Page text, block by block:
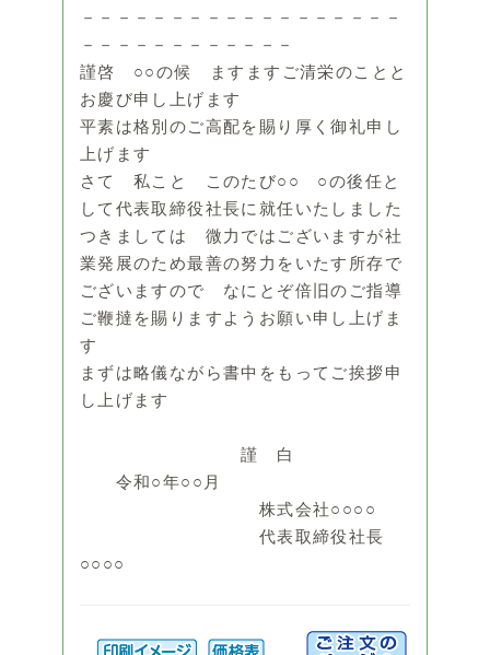
－－－－－－－－－－－－－－－－－－
－－－－－－－－－－－－
謹啓 ○○の候 ますますご清栄のことと
お慶び申し上げます
平素は格別のご高配を賜り厚く御礼申し
上げます
さて 私こと このたび○○ ○の後任と
して代表取締役社長に就任いたしました
つきましては 微力ではございますが社
業発展のため最善の努力をいたす所存で
ございますので なにとぞ倍旧のご指導
ご鞭撻を賜りますようお願い申し上げま
す
まずは略儀ながら書中をもってご挨拶申
し上げます
謹 白
令和○年○○月
株式会社○○○○
代表取締役社長
○○○○